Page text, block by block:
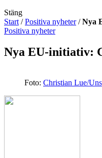
Stäng
Start /Positiva nyheter/Nya
Positiva nyheter
Nya EU-initiativ:
Foto: Christian Lue/